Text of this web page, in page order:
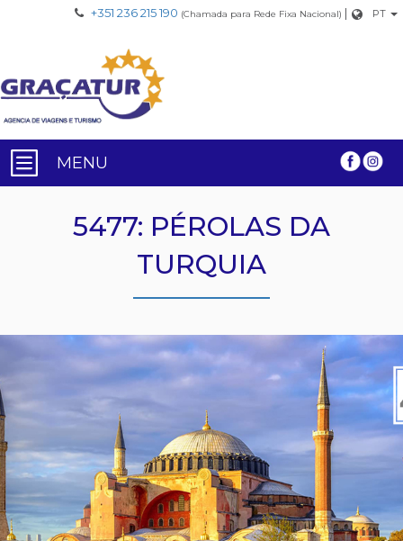
+351 236 215 190 (Chamada para Rede Fixa Nacional) | PT
MENU
5477: PÉROLAS DA
TURQUIA